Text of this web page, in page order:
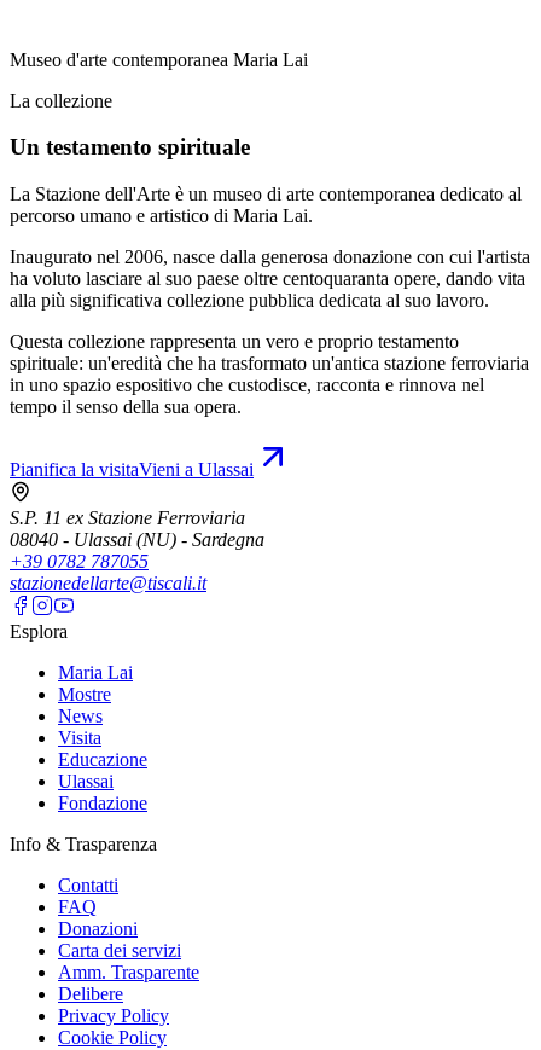
Museo d'arte contemporanea Maria Lai
La collezione
Un testamento spirituale
La Stazione dell'Arte è un museo di arte contemporanea dedicato al
percorso umano e artistico di Maria Lai.
Inaugurato nel 2006, nasce dalla generosa donazione con cui l'artista
ha voluto lasciare al suo paese oltre centoquaranta opere, dando vita
alla più significativa collezione pubblica dedicata al suo lavoro.
Questa collezione rappresenta un vero e proprio testamento
spirituale: un'eredità che ha trasformato un'antica stazione ferroviaria
in uno spazio espositivo che custodisce, racconta e rinnova nel
tempo il senso della sua opera.
Pianifica la visitaVieni a Ulassai
S.P. 11 ex Stazione Ferroviaria
08040 - Ulassai (NU) - Sardegna
+39 0782 787055
stazionedellarte@tiscali.it
Esplora
Maria Lai
Mostre
News
Visita
Educazione
Ulassai
Fondazione
Info & Trasparenza
Contatti
FAQ
Donazioni
Carta dei servizi
Amm. Trasparente
Delibere
Privacy Policy
Cookie Policy